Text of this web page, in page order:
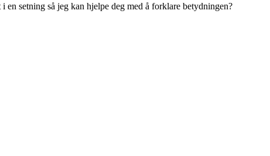
setning så jeg kan hjelpe deg med å forklare betydningen?